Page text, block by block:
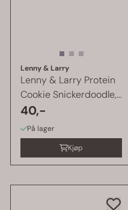
Lenny & Larry
Lenny & Larry Protein
Cookie Snickerdoodle, 1
stk ...
40,-
På lager
Kjøp